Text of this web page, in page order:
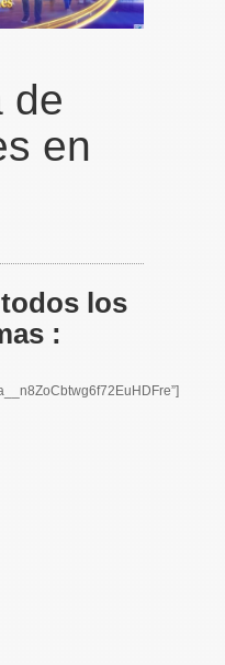
de
en
los
: